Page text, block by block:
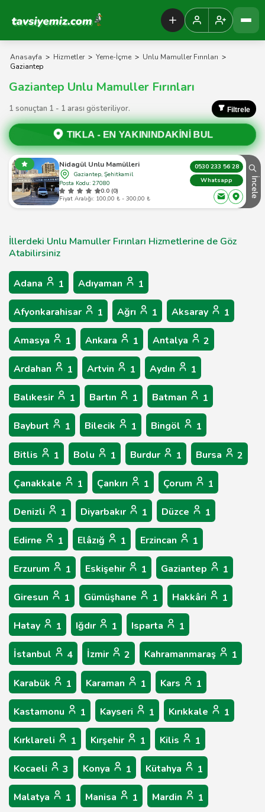
Tavsiyemiz Anasayfa
Anasayfa > Hizmetler > Yeme-İçme > Unlu Mamuller Fırınları >
Gaziantep
Gaziantep Unlu Mamuller Fırınları
1 sonuçtan 1 - 1 arası gösteriliyor. Filtrele
TIKLA - EN YAKININDAKİNİ BUL
Nidagül Unlu Mamülleri
Gaziantep, Şehitkamil
Posta Kodu: 27080
0.0 (0)
Fiyat Aralığı: 100,00 ₺ - 300,00 ₺
0530 233 56 28
Whatsapp
İncele
İllerdeki Unlu Mamuller Fırınları Hizmetlerine de Göz
Atabilirsiniz
Adana 1 Adıyaman 1
Afyonkarahisar 1 Ağrı 1 Aksaray 1
Amasya 1 Ankara 1 Antalya 2
Ardahan 1 Artvin 1 Aydın 1
Balıkesir 1 Bartın 1 Batman 1
Bayburt 1 Bilecik 1 Bingöl 1
Bitlis 1 Bolu 1 Burdur 1 Bursa 2
Çanakkale 1 Çankırı 1 Çorum 1
Denizli 1 Diyarbakır 1 Düzce 1
Edirne 1 Elâzığ 1 Erzincan 1
Erzurum 1 Eskişehir 1 Gaziantep 1
Giresun 1 Gümüşhane 1 Hakkâri 1
Hatay 1 Iğdır 1 Isparta 1
İstanbul 4 İzmir 2 Kahramanmaraş 1
Karabük 1 Karaman 1 Kars 1
Kastamonu 1 Kayseri 1 Kırıkkale 1
Kırklareli 1 Kırşehir 1 Kilis 1
Kocaeli 3 Konya 1 Kütahya 1
Malatya 1 Manisa 1 Mardin 1